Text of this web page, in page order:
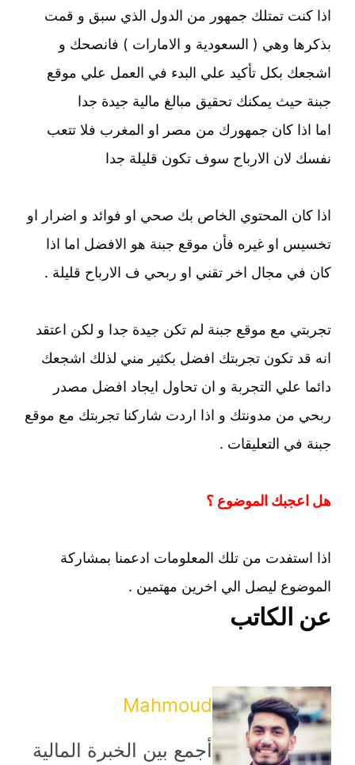
اذا كنت تمتلك جمهور من الدول الذي سبق و قمت
بذكرها وهي ( السعودية و الامارات ) فانصحك و
اشجعك بكل تأكيد علي البدء في العمل علي موقع
جبنة حيث يمكنك تحقيق مبالغ مالية جيدة جدا
اما اذا كان جمهورك من مصر او المغرب فلا تتعب
نفسك لان الارباح سوف تكون قليلة جدا
اذا كان المحتوي الخاص بك صحي او فوائد و اضرار او
تخسيس او غيره فأن موقع جبنة هو الافضل اما اذا
كان في مجال اخر تقني او ربحي ف الارباح قليلة .
تجربتي مع موقع جبنة لم تكن جيدة جدا و لكن اعتقد
انه قد تكون تجربتك افضل بكثير مني لذلك اشجعك
دائما علي التجربة و ان تحاول ايجاد افضل مصدر
ربحي من مدونتك و اذا اردت شاركنا تجربتك مع موقع
جبنة في التعليقات .
هل اعجبك الموضوع ؟
اذا استفدت من تلك المعلومات ادعمنا بمشاركة
الموضوع ليصل الي اخرين مهتمين .
عن الكاتب
Mahmoud
أجمع بين الخبرة المالية